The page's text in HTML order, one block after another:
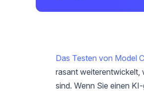
Das Testen von Model
rasant weiterentwickelt,
sind. Wenn Sie einen